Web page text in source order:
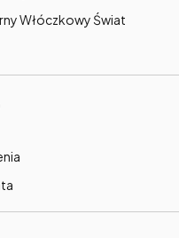
Włóczkowy Świat